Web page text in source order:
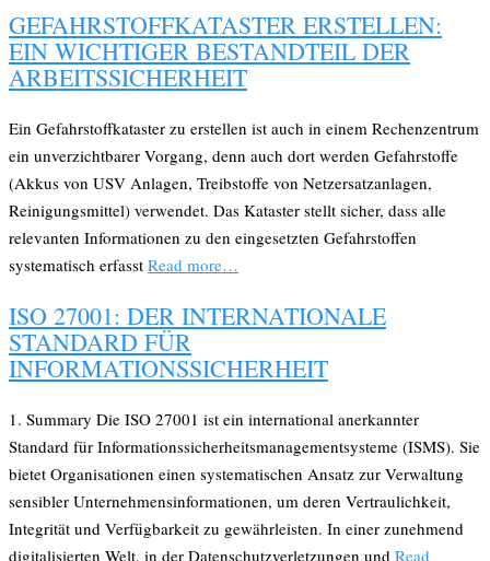
GEFAHRSTOFFKATASTER ERSTELLEN:
EIN WICHTIGER BESTANDTEIL DER
ARBEITSSICHERHEIT
Ein Gefahrstoffkataster zu erstellen ist auch in einem Rechenzentrum
ein unverzichtbarer Vorgang, denn auch dort werden Gefahrstoffe
(Akkus von USV Anlagen, Treibstoffe von Netzersatzanlagen,
Reinigungsmittel) verwendet. Das Kataster stellt sicher, dass alle
relevanten Informationen zu den eingesetzten Gefahrstoffen
systematisch erfasst Read more…
ISO 27001: DER INTERNATIONALE
STANDARD FÜR
INFORMATIONSSICHERHEIT
1. Summary Die ISO 27001 ist ein international anerkannter
Standard für Informationssicherheitsmanagementsysteme (ISMS). Sie
bietet Organisationen einen systematischen Ansatz zur Verwaltung
sensibler Unternehmensinformationen, um deren Vertraulichkeit,
Integrität und Verfügbarkeit zu gewährleisten. In einer zunehmend
digitalisierten Welt, in der Datenschutzverletzungen und Read